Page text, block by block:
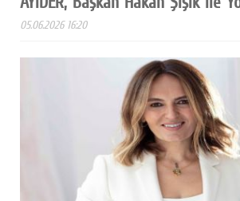
05.06.2026 16:20